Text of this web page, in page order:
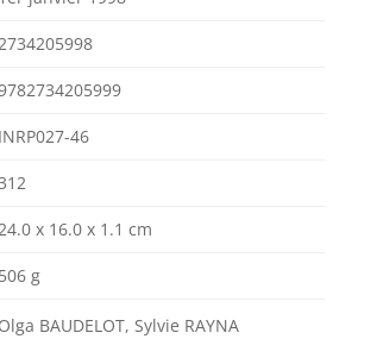
INRP027-46
x 16.0 x 1.1 cm
506 g
Olga BAUDELOT, Sylvie RAYNA